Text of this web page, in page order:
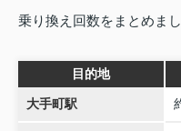
乗り換え回数をまとめまし
目的地
大手町駅